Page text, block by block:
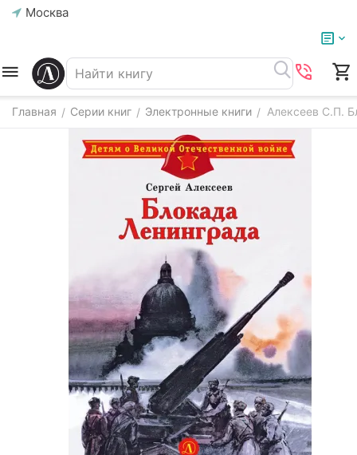
Москва
Главная / Серии книг / Электронные книги / Алексеев С.П.